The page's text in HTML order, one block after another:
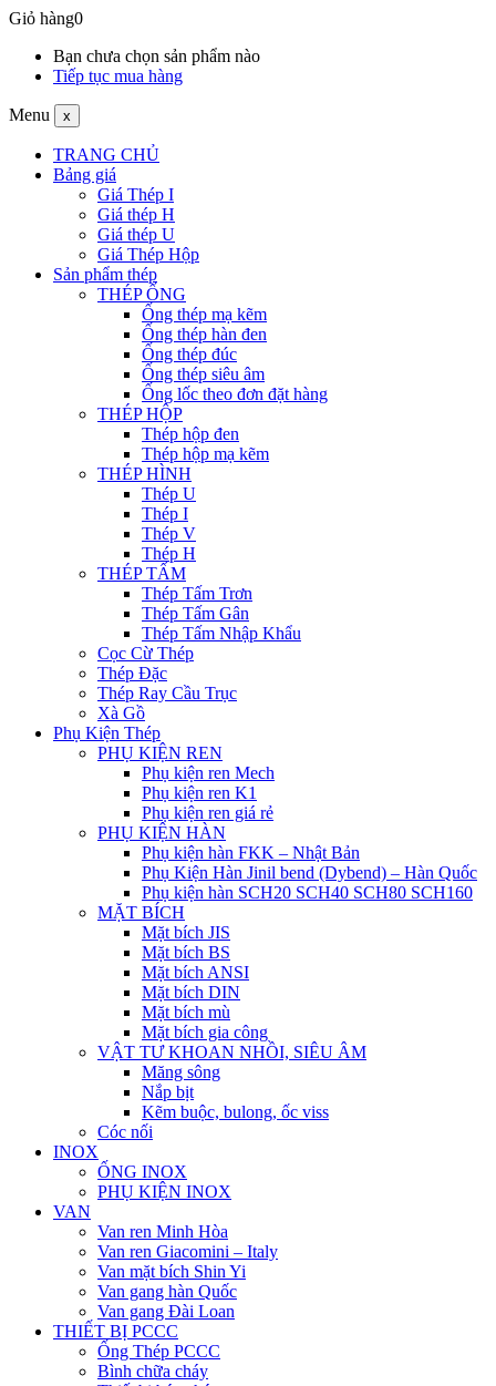
Giỏ hàng0
Bạn chưa chọn sản phẩm nào
Tiếp tục mua hàng
Menu x
TRANG CHỦ
Bảng giá
Giá Thép I
Giá thép H
Giá thép U
Giá Thép Hộp
Sản phẩm thép
THÉP ỐNG
Ống thép mạ kẽm
Ống thép hàn đen
Ống thép đúc
Ống thép siêu âm
Ống lốc theo đơn đặt hàng
THÉP HỘP
Thép hộp đen
Thép hộp mạ kẽm
THÉP HÌNH
Thép U
Thép I
Thép V
Thép H
THÉP TẤM
Thép Tấm Trơn
Thép Tấm Gân
Thép Tấm Nhập Khẩu
Cọc Cừ Thép
Thép Đặc
Thép Ray Cầu Trục
Xà Gồ
Phụ Kiện Thép
PHỤ KIỆN REN
Phụ kiện ren Mech
Phụ kiện ren K1
Phụ kiện ren giá rẻ
PHỤ KIỆN HÀN
Phụ kiện hàn FKK – Nhật Bản
Phụ Kiện Hàn Jinil bend (Dybend) – Hàn Quốc
Phụ kiện hàn SCH20 SCH40 SCH80 SCH160
MẶT BÍCH
Mặt bích JIS
Mặt bích BS
Mặt bích ANSI
Mặt bích DIN
Mặt bích mù
Mặt bích gia công
VẬT TƯ KHOAN NHỒI, SIÊU ÂM
Măng sông
Nắp bịt
Kẽm buộc, bulong, ốc viss
Cóc nối
INOX
ỐNG INOX
PHỤ KIỆN INOX
VAN
Van ren Minh Hòa
Van ren Giacomini – Italy
Van mặt bích Shin Yi
Van gang hàn Quốc
Van gang Đài Loan
THIẾT BỊ PCCC
Ống Thép PCCC
Bình chữa cháy